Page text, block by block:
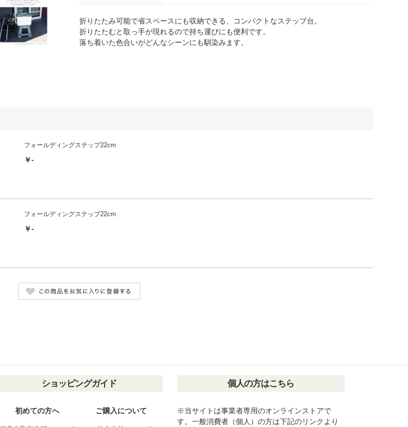
折りたたみ可能で省スペースにも収納できる、コンパクトなステップ台。
折りたたむと取っ手が現れるので持ち運びにも便利です。
落ち着いた色合いがどんなシーンにも馴染みます。
フォールディングステップ22cm
￥-
フォールディングステップ22cm
￥-
ショッピングガイド
初めての方へ ご購入について
個人の方はこちら
※当サイトは事業者専用のオンラインストアで
す。一般消費者（個人）の方は下記のリンクより